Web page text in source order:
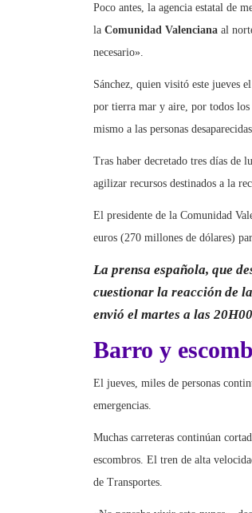
Poco antes, la agencia estatal de
la Comunidad Valenciana al
necesario».
Sánchez, quien visitó este jueves
por tierra mar y aire, por todos los
mismo a las personas
Tras haber decretado tres días de
agilizar recursos destinados a la
El presidente de la Comunidad
euros (270 millones de dólares)
La prensa española, que
cuestionar la reacción de
envió el martes a las
Barro y
El jueves, miles de personas
emergencias.
Muchas carreteras continúan
escombros. El tren de alta
de Transportes.